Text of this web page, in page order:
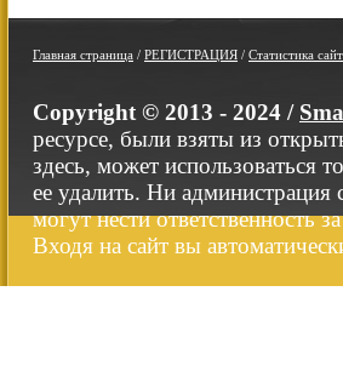
Главная страница / РЕГИСТРАЦИЯ / Статистика
Copyright © 2013 - 2024 /
ресурсе, были взяты из
здесь, может использоваться
ее удалить. Ни администрация
могут нести ответственность
Входя на сайт вы